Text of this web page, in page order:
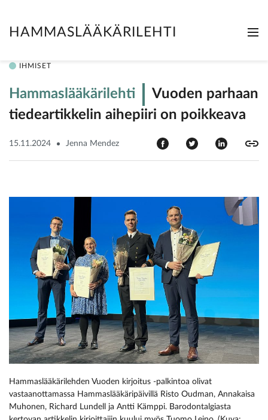
HAMMASLÄÄKÄRILEHTI
IHMISET
Hammaslääkärilehti
Vuoden parhaan
­tiedeartikkelin aihepiiri on poikkeava
15.11.2024 Jenna Mendez
Hammaslääkärilehden Vuoden kirjoitus -palkintoa olivat
vastaanottamassa Hammaslääkäripäivillä Risto Oudman, Annakaisa
Muhonen, Richard Lundell ja Antti Kämppi. Barodontalgiasta